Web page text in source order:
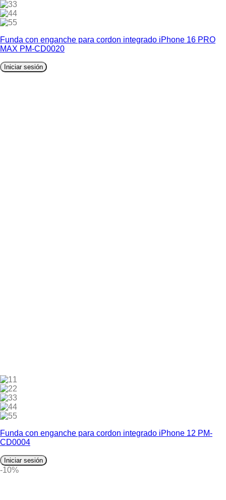
3
4
5
Funda con enganche para cordon integrado iPhone 16 PRO
MAX PM-CD0020
Iniciar sesión
1
2
3
4
5
Funda con enganche para cordon integrado iPhone 12 PM-
CD0004
Iniciar sesión
-10%